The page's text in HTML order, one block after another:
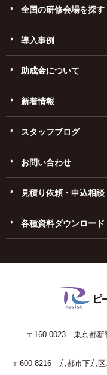
全国の研修会場を探す
導入事例
助成金について
新着情報
スタッフブログ
お問い合わせ
見積り依頼・申込相談
各種資料ダウンロード
〒160-0023 東京都新
〒600-8216 京都市下京区